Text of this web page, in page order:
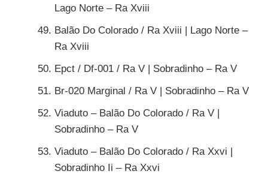
Lago Norte – Ra Xviii
Balão Do Colorado / Ra Xviii | Lago Norte –
Ra Xviii
Epct / Df-001 / Ra V | Sobradinho – Ra V
Br-020 Marginal / Ra V | Sobradinho – Ra V
Viaduto – Balão Do Colorado / Ra V |
Sobradinho – Ra V
Viaduto – Balão Do Colorado / Ra Xxvi |
Sobradinho Ii – Ra Xxvi